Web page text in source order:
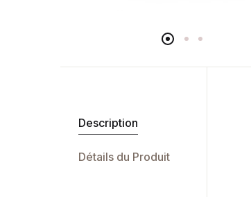
Description
Détails du Produit